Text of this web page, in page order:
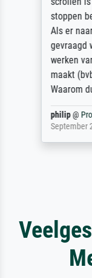
stoppen
Als er
gevraagd
werken
maakt
Waarom
philip@
September